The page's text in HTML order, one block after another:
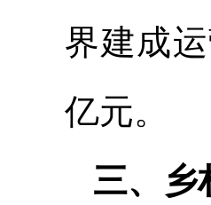
界建成
亿元。
三、乡